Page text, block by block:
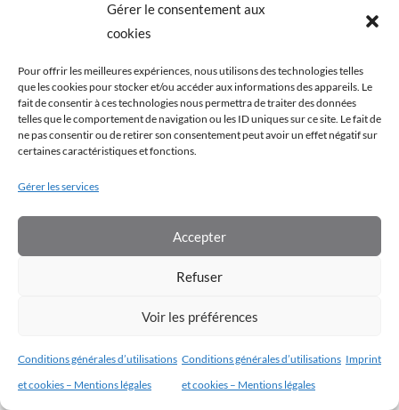
Gérer le consentement aux
cookies
Pour offrir les meilleures expériences, nous utilisons des technologies telles
que les cookies pour stocker et/ou accéder aux informations des appareils. Le
fait de consentir à ces technologies nous permettra de traiter des données
telles que le comportement de navigation ou les ID uniques sur ce site. Le fait de
ne pas consentir ou de retirer son consentement peut avoir un effet négatif sur
certaines caractéristiques et fonctions.
Gérer les services
Accepter
Refuser
Voir les préférences
Conditions générales d’utilisations
et cookies – Mentions légales
Conditions générales d’utilisations
et cookies – Mentions légales
Imprint
Vous devez être connecté pour voir votre
progression.
Conditions générales d’utilisation
Aides et support technique
Copyrights © 2022 – École Cybèle. Tous droits de traduction, de
reproduction et d’adaptation réservés.